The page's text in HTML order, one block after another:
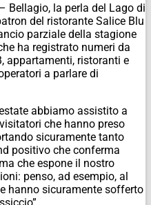
Bellagio, la perla del Lago di
del ristorante Salice Blu
parziale della stagione
ha registrato numeri da
appartamenti, ristoranti e
a parlare di
abbiamo assistito a
che hanno preso
sicuramente tanto
positivo che conferma
che espone il nostro
penso, ad esempio, al
hanno sicuramente sofferto